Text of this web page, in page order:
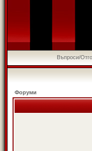
Въпроси/
Форуми